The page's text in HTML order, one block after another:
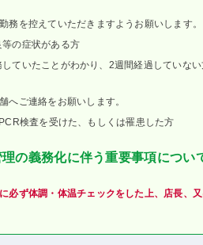
務を控えていただきますようお願いします。
の症状がある方
ていたことがわかり、2週間経過していな
へご連絡をお願いします。
検査を受けた、もしくは罹患した方
の義務化に伴う重要事項につい
必ず体調・体温チェックをした上、店長、